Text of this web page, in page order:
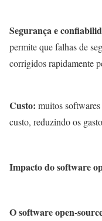
Segurança e
permite que falhas de
corrigidos rapidamente
Custo: muitos
custo, reduzindo os
Impacto do software
O software open-